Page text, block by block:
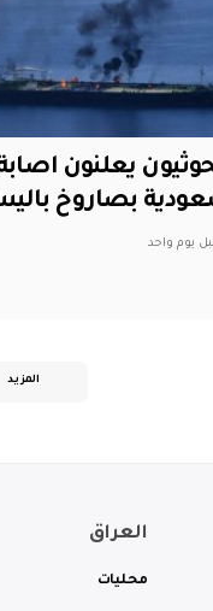
يعلنون
بصاروخ
يوم واحد
المزيد
العراق
محليات